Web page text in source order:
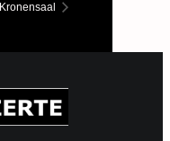
Kronensaal